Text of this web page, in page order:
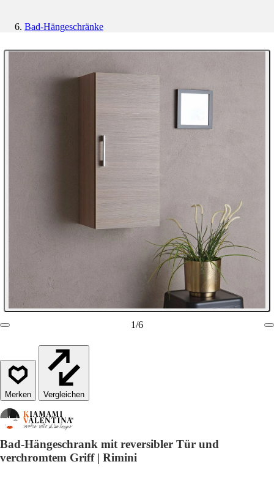
Bad-Hängeschränke
1/6
Vergleichen
Bad-Hängeschrank mit reversibler Tür und
verchromtem Griff | Rimini